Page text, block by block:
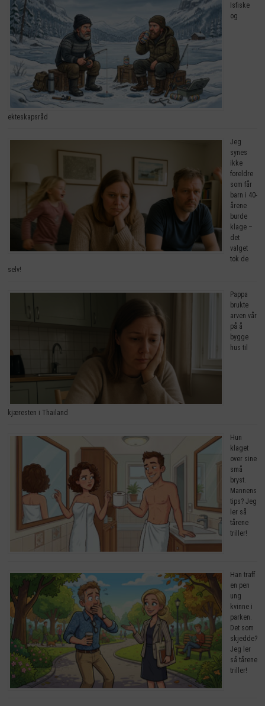
Isfiske
og
ekteskapsråd
Jeg
synes
ikke
foreldre
som får
barn i 40-
årene
burde
klage –
det
valget
tok de
selv!
Pappa
brukte
arven vår
på å
bygge
hus til
kjæresten i Thailand
Hun
klaget
over sine
små
bryst.
Mannens
tips? Jeg
ler så
tårene
triller!
Han traff
en pen
ung
kvinne i
parken.
Det som
skjedde?
Jeg ler
så tårene
triller!